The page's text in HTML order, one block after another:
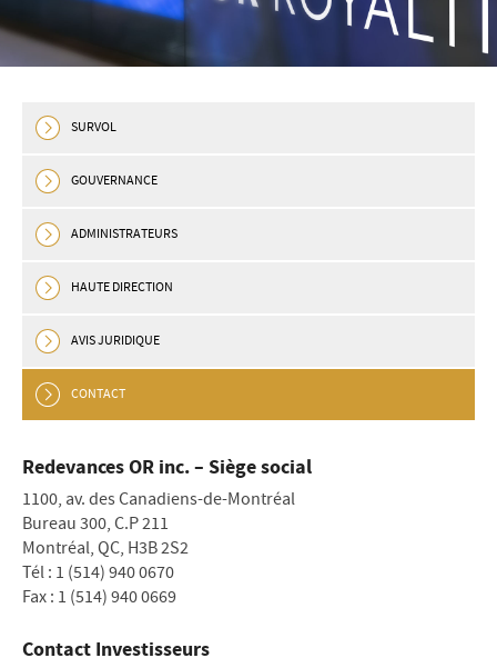
SURVOL
GOUVERNANCE
ADMINISTRATEURS
HAUTE DIRECTION
AVIS JURIDIQUE
CONTACT
Redevances OR inc. – Siège social
1100, av. des Canadiens-de-Montréal
Bureau 300, C.P 211
Montréal, QC, H3B 2S2
Tél : 1 (514) 940 0670
Fax : 1 (514) 940 0669
Contact Investisseurs